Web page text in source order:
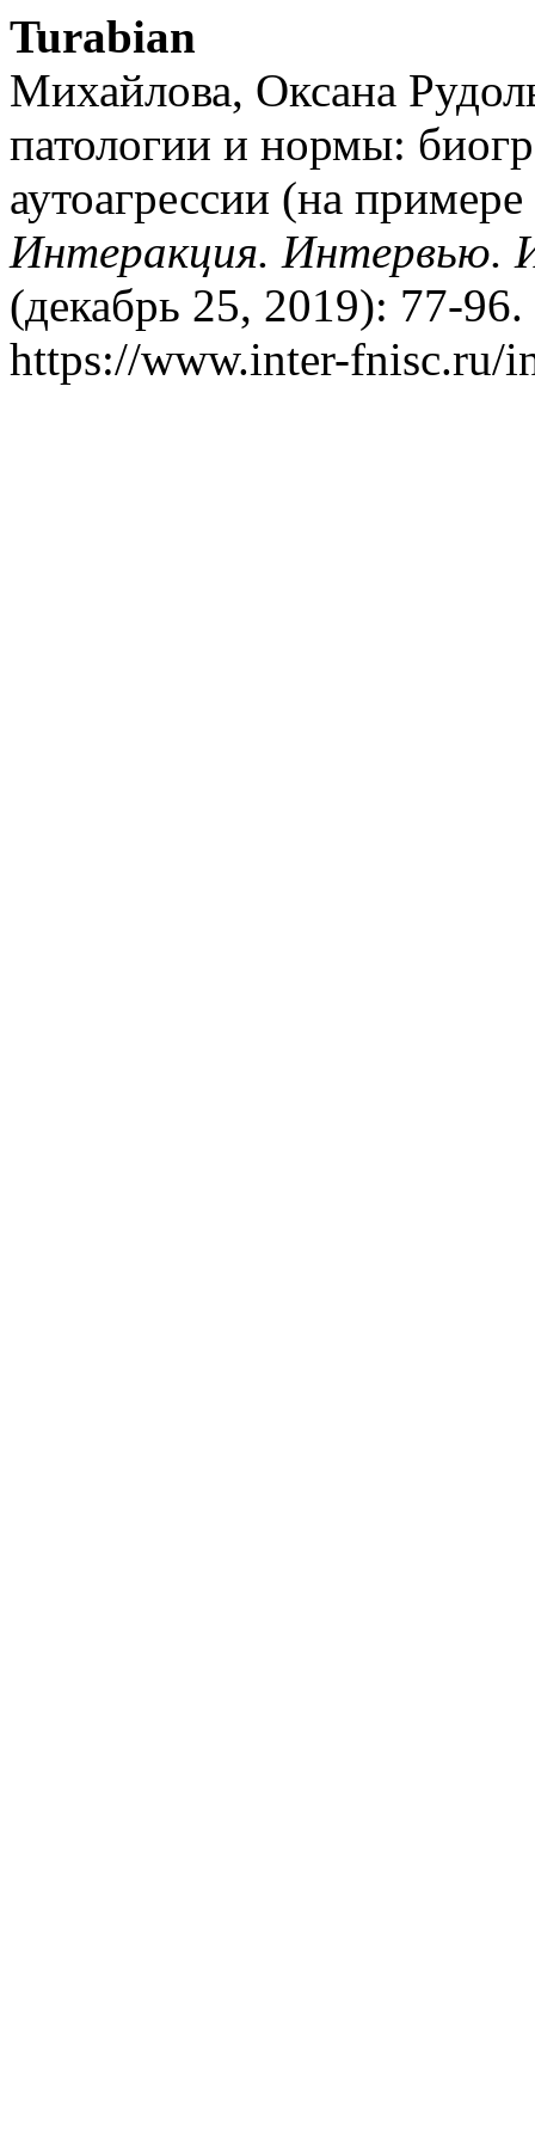
Turabian
Михайлова, Оксана
патологии и нормы:
аутоагрессии (на
Интеракция. Интервью.
(декабрь 25, 2019): 77-
https://www.inter-fnisc.ru/